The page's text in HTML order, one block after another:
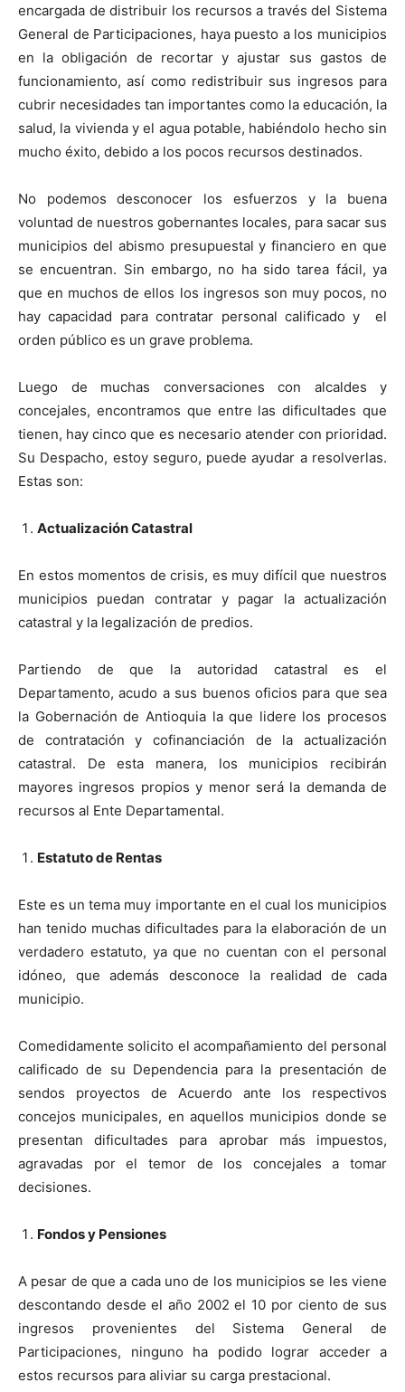
encargada de distribuir los recursos a través del Sistema
General de Participaciones, haya puesto a los municipios
en la obligación de recortar y ajustar sus gastos de
funcionamiento, así como redistribuir sus ingresos para
cubrir necesidades tan importantes como la educación, la
salud, la vivienda y el agua potable, habiéndolo hecho sin
mucho éxito, debido a los pocos recursos destinados.
No podemos desconocer los esfuerzos y la buena
voluntad de nuestros gobernantes locales, para sacar sus
municipios del abismo presupuestal y financiero en que
se encuentran. Sin embargo, no ha sido tarea fácil, ya
que en muchos de ellos los ingresos son muy pocos, no
hay capacidad para contratar personal calificado y el
orden público es un grave problema.
Luego de muchas conversaciones con alcaldes y
concejales, encontramos que entre las dificultades que
tienen, hay cinco que es necesario atender con prioridad.
Su Despacho, estoy seguro, puede ayudar a resolverlas.
Estas son:
Actualización Catastral
En estos momentos de crisis, es muy difícil que nuestros
municipios puedan contratar y pagar la actualización
catastral y la legalización de predios.
Partiendo de que la autoridad catastral es el
Departamento, acudo a sus buenos oficios para que sea
la Gobernación de Antioquia la que lidere los procesos
de contratación y cofinanciación de la actualización
catastral. De esta manera, los municipios recibirán
mayores ingresos propios y menor será la demanda de
recursos al Ente Departamental.
Estatuto de Rentas
Este es un tema muy importante en el cual los municipios
han tenido muchas dificultades para la elaboración de un
verdadero estatuto, ya que no cuentan con el personal
idóneo, que además desconoce la realidad de cada
municipio.
Comedidamente solicito el acompañamiento del personal
calificado de su Dependencia para la presentación de
sendos proyectos de Acuerdo ante los respectivos
concejos municipales, en aquellos municipios donde se
presentan dificultades para aprobar más impuestos,
agravadas por el temor de los concejales a tomar
decisiones.
Fondos y Pensiones
A pesar de que a cada uno de los municipios se les viene
descontando desde el año 2002 el 10 por ciento de sus
ingresos provenientes del Sistema General de
Participaciones, ninguno ha podido lograr acceder a
estos recursos para aliviar su carga prestacional.